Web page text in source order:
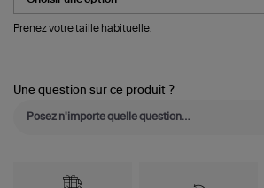
Prenez votre taille habituelle.
Une question sur ce produit ?